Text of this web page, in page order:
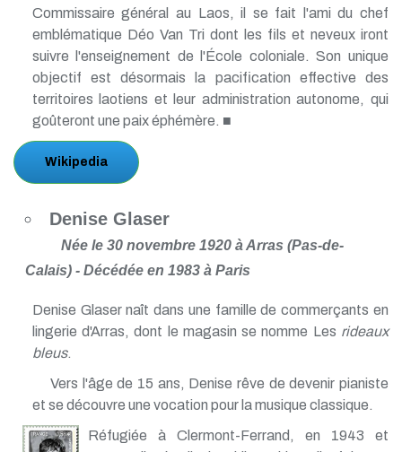
Commissaire général au Laos, il se fait l'ami du chef
emblématique Déo Van Tri dont les fils et neveux iront
suivre l'enseignement de l'École coloniale. Son unique
objectif est désormais la pacification effective des
territoires laotiens et leur administration autonome, qui
goûteront une paix éphémère. ■
Wikipedia
Denise Glaser
Née le 30 novembre 1920 à Arras (Pas-de-
Calais) - Décédée en 1983 à Paris
Denise Glaser naît dans une famille de commerçants en
lingerie d'Arras, dont le magasin se nomme Les rideaux
bleus.
Vers l'âge de 15 ans, Denise rêve de devenir pianiste
et se découvre une vocation pour la musique classique.
Réfugiée à Clermont-Ferrand, en 1943 et